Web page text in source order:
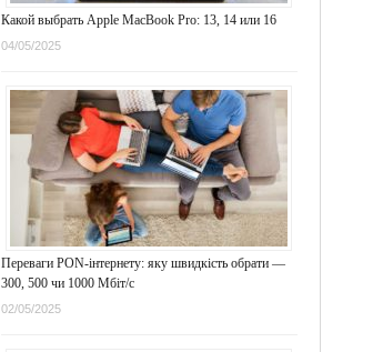
Какой выбрать Apple MacBook Pro: 13, 14 или 16
04/05/2025
Переваги PON-інтернету: яку швидкість обрати —
300, 500 чи 1000 Мбіт/с
02/05/2025